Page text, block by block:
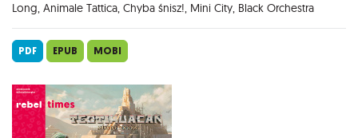
Long, Animale Tattica, Chyba śnisz!, Mini City, Black Orchestra
PDF EPUB MOBI